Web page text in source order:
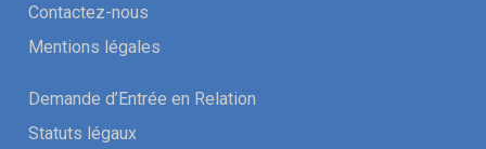
Contactez-nous
Mentions légales
Demande d’Entrée en Relation
Statuts légaux